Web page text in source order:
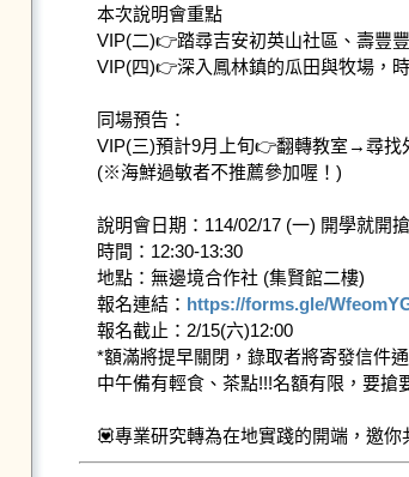
本次說明會重點
VIP(二)👉踏尋吉安初英山社區、壽豐
VIP(四)👉深入鳳林鎮的瓜田與牧場，
同場預告：
VIP(三)預計9月上旬👉翻轉教室→尋找
(※海鮮過敏者不推薦參加喔！)
說明會日期：114/02/17 (一) 開學就開搶
時間：12:30-13:30
地點：無邊境合作社 (集賢館二樓)
報名連結： https://forms.gle/
報名截止：2/15(六)12:00
*額滿將提早關閉，錄取者將寄發信件
中午備有輕食、茶點!!!名額有限，要搶
💟專業研究轉為在地實踐的開端，邀你